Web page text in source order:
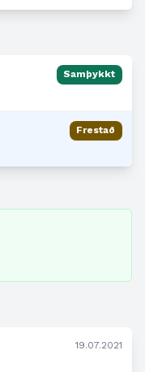
Samþykkt
Frestað
19.07.2021